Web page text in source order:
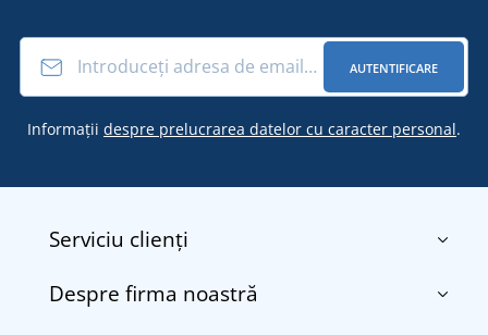
AUTENTIFICARE
Informații despre prelucrarea datelor cu caracter personal.
Serviciu clienți
Contact
Despre firma noastră